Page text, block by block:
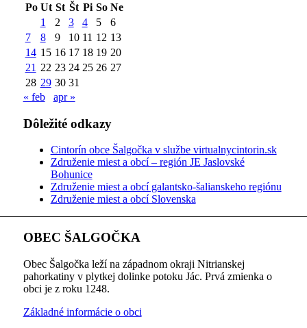
Po Ut St Št Pi So Ne
1
2 3 4 5
6
7
8 9 10 11 12 13
14 15 16 17 18 19 20
21 22 23 24 25 26 27
28 29 30 31
« feb
apr »
Dôležité odkazy
Cintorín obce Šalgočka v službe virtualnycintorin.sk
Združenie miest a obcí – región JE Jaslovské
Bohunice
Združenie miest a obcí galantsko-šalianskeho regiónu
Združenie miest a obcí Slovenska
OBEC ŠALGOČKA
Obec Šalgočka leží na západnom okraji Nitrianskej
pahorkatiny v plytkej dolinke potoku Jác. Prvá zmienka o
obci je z roku 1248.
Základné informácie o obci